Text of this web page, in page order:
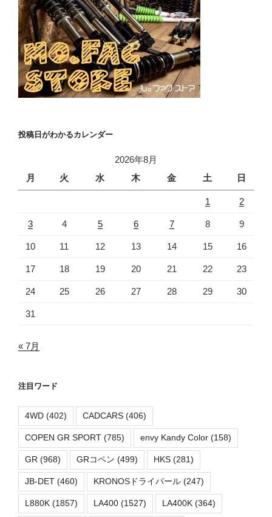
投稿日がわかるカレンダー
2026年8月
月
火 水 木 金 土 日
1 2
3 4 5 6 7 8 9
10 11 12 13 14 15 16
17 18 19 20 21 22 23
24 25 26 27 28 29 30
31
« 7月
注目ワード
4WD (402) CADCARS (406)
COPEN GR SPORT (785) envy Kandy Color (158)
GR (968) GRコペン (499) HKS (281)
JB-DET (460) KRONOSドライパール (247)
L880K (1857) LA400 (1527) LA400K (364)